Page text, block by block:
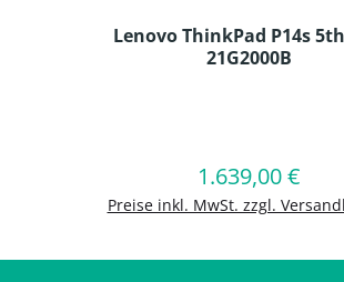
Lenovo ThinkPad P14s
21G2000B
Regulärer Preis:
1.639,00 €
Preise inkl. MwSt. zzgl.
In den Warenkorb